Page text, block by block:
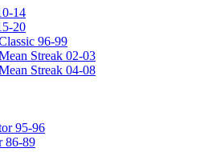
14
20
96-99
Streak 02-03
Streak 04-08
95-96
86-89